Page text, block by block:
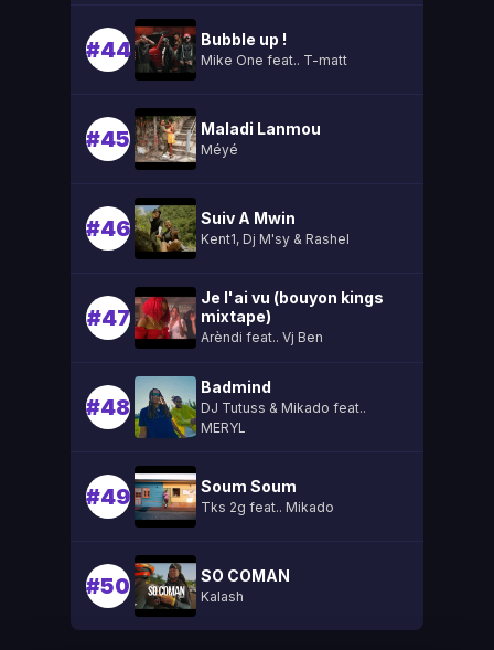
#44 Bubble up !
Mike One feat.. T-matt
#45 Maladi Lanmou
Méyé
#46 Suiv A Mwin
Kent1, Dj M'sy & Rashel
#47
Je l'ai vu (bouyon kings
mixtape)
Arèndi feat.. Vj Ben
#48
Badmind
DJ Tutuss & Mikado feat..
MERYL
#49 Soum Soum
Tks 2g feat.. Mikado
#50 SO COMAN
Kalash